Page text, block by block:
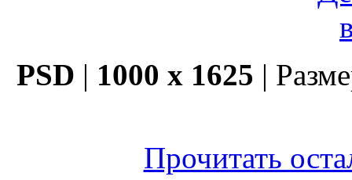
PSD | 1000 x 1625 |
Прочитать